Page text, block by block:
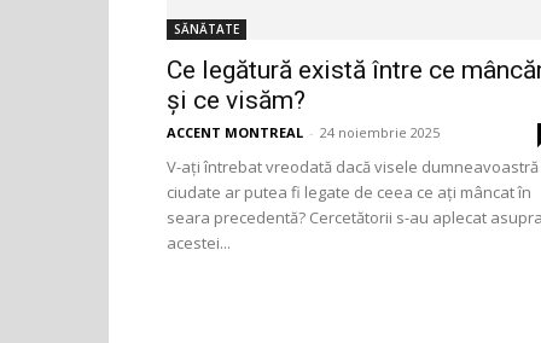
SĂNĂTATE
Ce legătură există între ce
și ce visăm?
ACCENT MONTREAL - 24 noiembrie 2025
V-ați întrebat vreodată dacă visele dumneavoastră
ciudate ar putea fi legate de ceea ce ați mâncat în
seara precedentă? Cercetătorii s-au aplecat asupra
acestei...